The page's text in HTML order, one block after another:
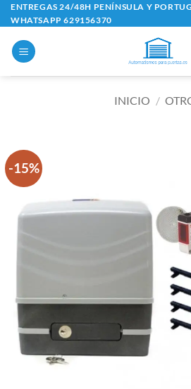
Saltar
al
contenido
ENTREGAS 24/48H PENÍNSULA Y
WHATSAPP 629156370
INICIO /
-15%